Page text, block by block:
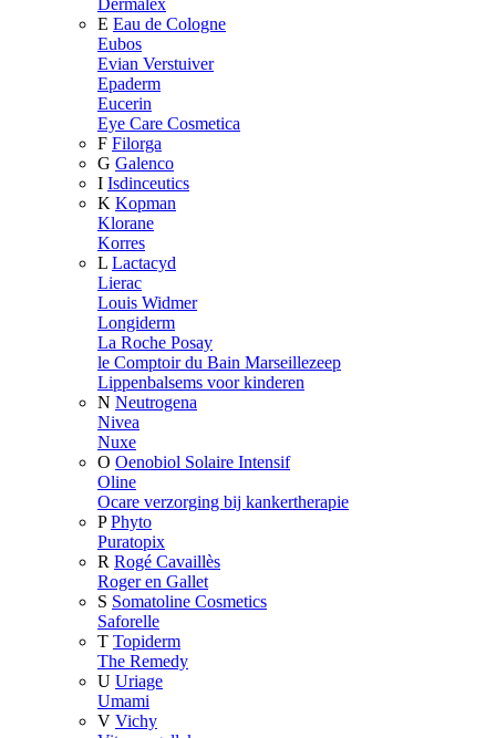
Dermalex
E Eau de Cologne
Eubos
Evian Verstuiver
Epaderm
Eucerin
Eye Care Cosmetica
F Filorga
G Galenco
I Isdinceutics
K Kopman
Klorane
Korres
L Lactacyd
Lierac
Louis Widmer
Longiderm
La Roche Posay
le Comptoir du Bain Marseillezeep
Lippenbalsems voor kinderen
N Neutrogena
Nivea
Nuxe
O Oenobiol Solaire Intensif
Oline
Ocare verzorging bij kankertherapie
P Phyto
Puratopix
R Rogé Cavaillès
Roger en Gallet
S Somatoline Cosmetics
Saforelle
T Topiderm
The Remedy
U Uriage
Umami
V Vichy